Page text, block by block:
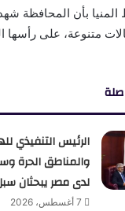
بأن المحافظة
متنوعة، على رأسها
الرئيس التنفيذي
والمناطق الحرة
لدى مصر يبحثان
7 أغسطس، 2026